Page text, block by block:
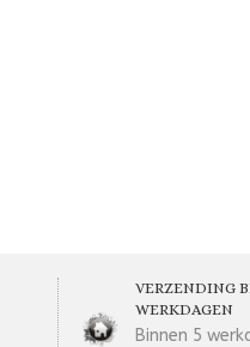
VERZENDING
WERKDAGEN
Binnen 5